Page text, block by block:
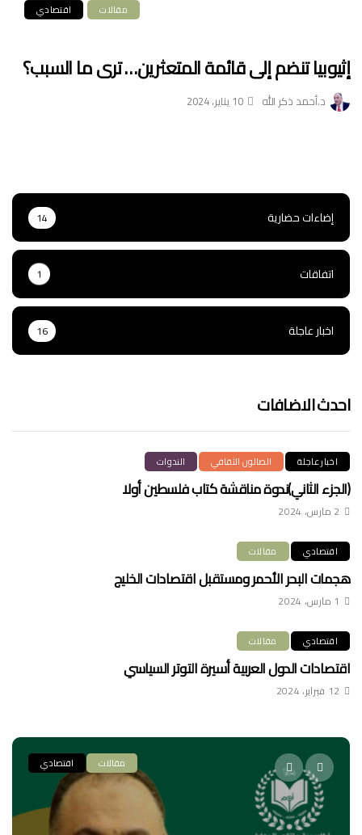
اقتصادي مقالات
إثيوبيا تنضم إلى قائمة المتعثرين… ترى ما السبب؟
د.أحمد ذكر الله 10 يناير، 2024
إضاءات حضارية 14
اتفاقات 1
اخبار عاجلة 16
احدث الاضافات
اخبار عاجلة الصالون الثقافي الندوات
(الجزء الثاني)ندوة مناقشة كتاب فلسطين أولا
2 مارس، 2024
اقتصادي مقالات
هجمات البحر الأحمر ومستقبل اقتصادات الخليج
1 مارس، 2024
اقتصادي مقالات
اقتصادات الدول العربية أسيرة التوتر السياسي
12 فبراير، 2024
اقتصادي